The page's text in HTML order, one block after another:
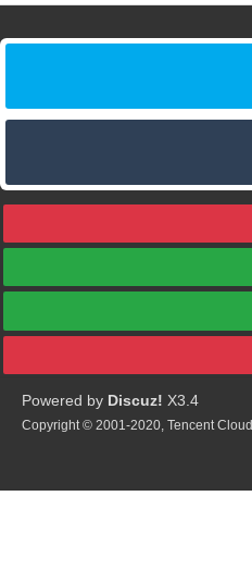
Powered by Discuz! X3.4
Copyright © 2001-2020, Tencent Cloud.